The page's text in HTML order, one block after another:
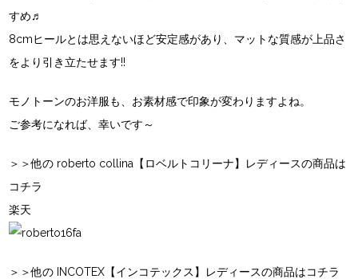
すめ♬
8cmヒールとは思えないほど安定感があり、マットな質感が上品さ
をより引き立たせます!!
モノトーンのお洋服も、お素材感で印象が変わりますよね。
ご参考になれば、幸いです～
＞＞他の roberto collina【ロベルトコリーナ】レディースの商品は
コチラ
楽天
＞＞他の INCOTEX【インコテックス】レディースの商品はコチラ